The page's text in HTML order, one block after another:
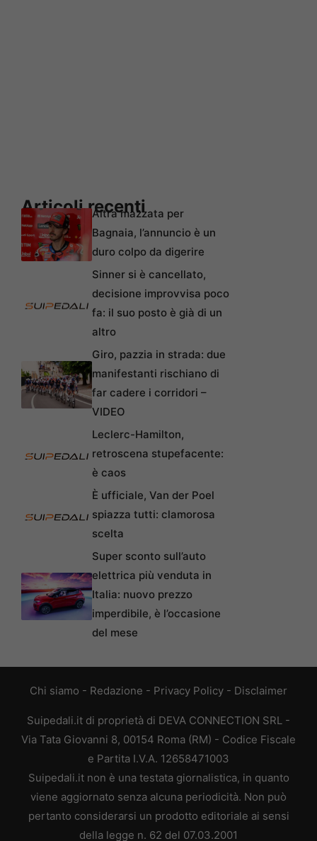
Articoli recenti
Altra mazzata per
Bagnaia, l’annuncio è un
duro colpo da digerire
Sinner si è cancellato,
decisione improvvisa poco
fa: il suo posto è già di un
altro
Giro, pazzia in strada: due
manifestanti rischiano di
far cadere i corridori –
VIDEO
Leclerc-Hamilton,
retroscena stupefacente:
è caos
È ufficiale, Van der Poel
spiazza tutti: clamorosa
scelta
Super sconto sull’auto
elettrica più venduta in
Italia: nuovo prezzo
imperdibile, è l’occasione
del mese
Chi siamo - Redazione - Privacy Policy - Disclaimer
Suipedali.it di proprietà di DEVA CONNECTION SRL -
Via Tata Giovanni 8, 00154 Roma (RM) - Codice Fiscale
e Partita I.V.A. 12658471003
Suipedali.it non è una testata giornalistica, in quanto
viene aggiornato senza alcuna periodicità. Non può
pertanto considerarsi un prodotto editoriale ai sensi
della legge n. 62 del 07.03.2001